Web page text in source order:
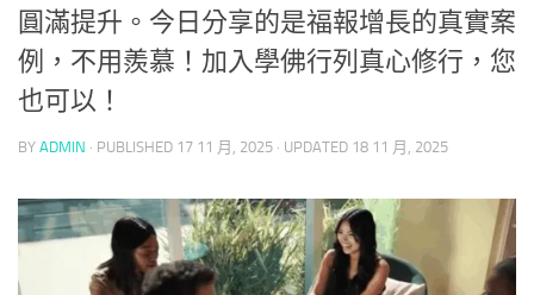
圓滿提升。今日分享的是福報增長的真實案
例，不用羨慕！加入學佛行列真心修行，您
也可以！
BY ADMIN · PUBLISHED 17 11 月, 2025 · UPDATED 18 11 月, 2025